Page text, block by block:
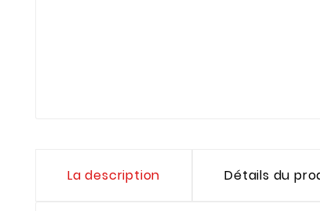
La description Détails du